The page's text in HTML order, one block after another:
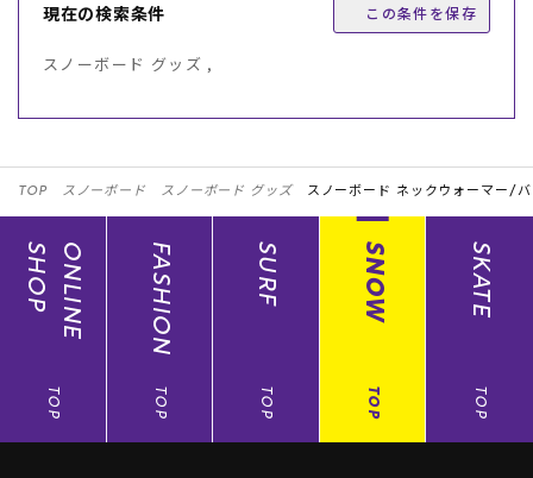
現在の検索条件 この条件を保存
スノーボード グッズ ,
TOP スノーボード スノーボード グッズ スノーボード ネックウォーマー/
ONLINE
SHOP
TOP
FASHION
TOP
SURF
TOP
SNOW
TOP
SKATE
TOP